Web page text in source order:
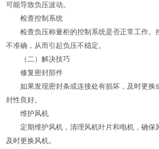
可能导致负压波动。
检查控制系统
检查负压称量柜的控制系统是否正常工作。
不准确，从而引起负压不稳定。
（二）解决技巧
修复密封部件
如果发现密封条或连接处有损坏，及时更换
封性良好。
维护风机
定期维护风机，清理风机叶片和电机，确保
及时更换风机。